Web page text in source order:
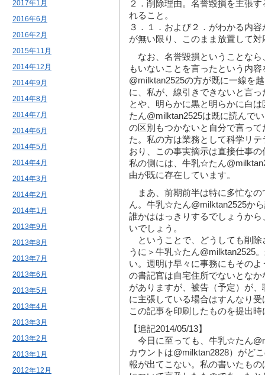
2017年1月
2016年6月
2016年2月
2015年11月
2014年12月
2014年9月
2014年8月
2014年7月
2014年6月
2014年5月
2014年4月
2014年3月
2014年2月
2014年1月
2013年9月
2013年8月
2013年7月
2013年6月
2013年5月
2013年4月
2013年3月
2013年2月
2013年1月
2012年12月
２．削除理由。名誉毀損を主張
れること。
３．１．および２．がわかる内
が無い限り、このまま放置して
なお、名誉毀損ということなら
もいないことを言ったという内
@milktan2525の方が既に一線を
に、私が、線引きできないと言
とや、明らかに黒と明らかに白
たん@milktan2525は既に読んで
の区別もつかないと自分で言っ
た。私の方は業務として科学リ
おり、この事実摘示は直接仕事
私の側には、牛乳☆たん
由が既に存在しています。
まあ、前期前半は特に多忙なの
ん。牛乳☆たん@milktan2525か
誰かははっきりするでしょうか
いでしょう。
ということで、どうしても削除
うに＞牛乳☆たん@milktan2525
い。週明け早々に事務にもその
の書記官は自宅住所でないとな
がありますが、被告（予定）が
に主張している場合はすんなり
この記事を印刷したものを提出
【追記2014/05/13】
今日に至っても、牛乳☆たん
カウントは@milktan2828）がど
報が出てこない。私の書いたも